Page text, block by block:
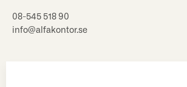
08-545 518 90
info@alfakontor.se